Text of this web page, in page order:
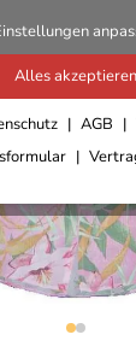
Alles akzeptieren
AGB